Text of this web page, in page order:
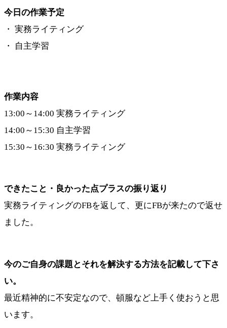
今日の作業予定
・ 実務ライティング
・ 自主学習
作業内容
13:00～14:00 実務ライティング
14:00～15:30 自主学習
15:30～16:30 実務ライティング
できたこと・良かった点プラスの振り返り
実務ライティングのFBを返して、更にFBが来たので返せ
ました。
今のご自身の課題とそれを解決する方法を記載して下さ
い。
最近精神的に不安定なので、頓服など上手く使おうと思
います。